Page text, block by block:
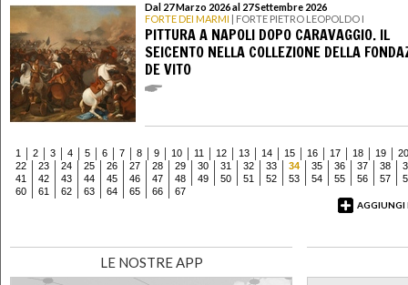
Dal 27 Marzo 2026 al 27 Settembre 2026
FORTE DEI MARMI | FORTE PIETRO LEOPOLDO I
PITTURA A NAPOLI DOPO CARAVAGGIO. IL
SEICENTO NELLA COLLEZIONE DELLA
DE VITO
1 2 3 4 5 6 7 8 9 10 11 12 13 14 15 16 17 18 19
20
22
23 24 25 26 27 28 29 30 31 32 33 34 35 36 37 38
41
42 43 44 45 46 47 48 49 50 51 52 53 54 55 56 57
60
61 62 63 64 65 66
67
AGGIUNGI
LE NOSTRE APP